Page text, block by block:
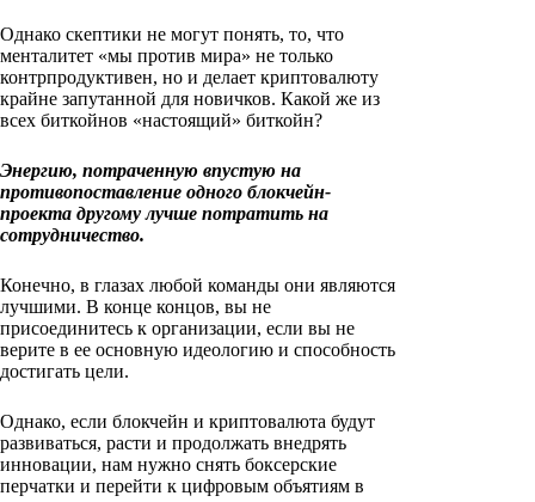
Однако скептики не могут понять, то, что
менталитет «мы против мира» не только
контрпродуктивен, но и делает криптовалюту
крайне запутанной для новичков. Какой же из
всех биткойнов «настоящий» биткойн?
Энергию, потраченную впустую на
противопоставление одного блокчейн-
проекта другому лучше потратить на
сотрудничество.
Конечно, в глазах любой команды они являются
лучшими. В конце концов, вы не
присоединитесь к организации, если вы не
верите в ее основную идеологию и способность
достигать цели.
Однако, если блокчейн и криптовалюта будут
развиваться, расти и продолжать внедрять
инновации, нам нужно снять боксерские
перчатки и перейти к цифровым объятиям в